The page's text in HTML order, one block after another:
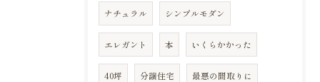
ナチュラル シンプルモダン
エレガント 本 いくらかかった
40坪 分譲住宅 最悪の間取りに